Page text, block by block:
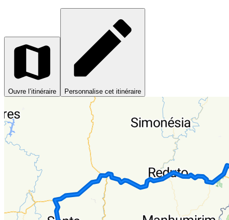
Ouvre l’itinéraire Personnalise cet itinéraire